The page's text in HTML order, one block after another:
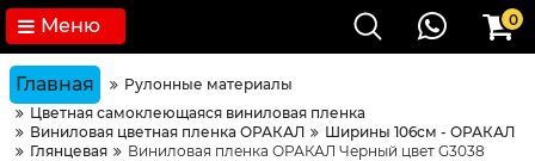
Меню 0
Главная
Рулонные материалы
Цветная самоклеющаяся виниловая пленка
Виниловая цветная пленка ОРАКАЛ
Ширины 106см - ОРАКАЛ
Глянцевая
Виниловая пленка ОРАКАЛ Черный цвет G3038